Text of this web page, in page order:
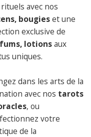
avec nos
bougieset une
exclusive de
lotionsaux
uniques.
dans les arts de la
avec nos tarots
, ou
votre
de la